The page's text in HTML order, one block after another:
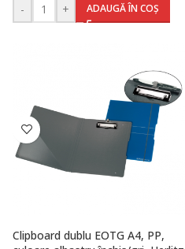
- + ADAUGĂ ÎN COȘ
Clipboard dublu EOTG A4, PP,